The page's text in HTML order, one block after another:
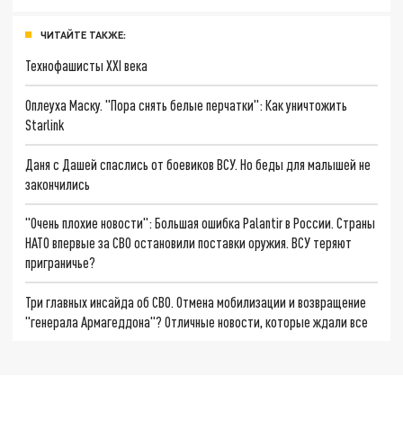
ЧИТАЙТЕ ТАКЖЕ:
Технофашисты XXI века
Оплеуха Маску. "Пора снять белые перчатки": Как уничтожить
Starlink
Даня с Дашей спаслись от боевиков ВСУ. Но беды для малышей не
закончились
"Очень плохие новости": Большая ошибка Palantir в России. Страны
НАТО впервые за СВО остановили поставки оружия. ВСУ теряют
приграничье?
Три главных инсайда об СВО. Отмена мобилизации и возвращение
"генерала Армагеддона"? Отличные новости, которые ждали все